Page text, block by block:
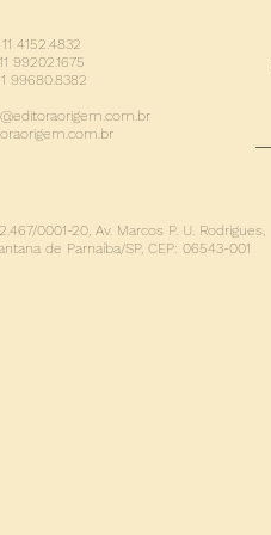
4152.4832
99202.1675
99680.8382
0001-20, Av. Marcos P. U. Rodrigues,
de Parnaíba/SP, CEP: 06543-001